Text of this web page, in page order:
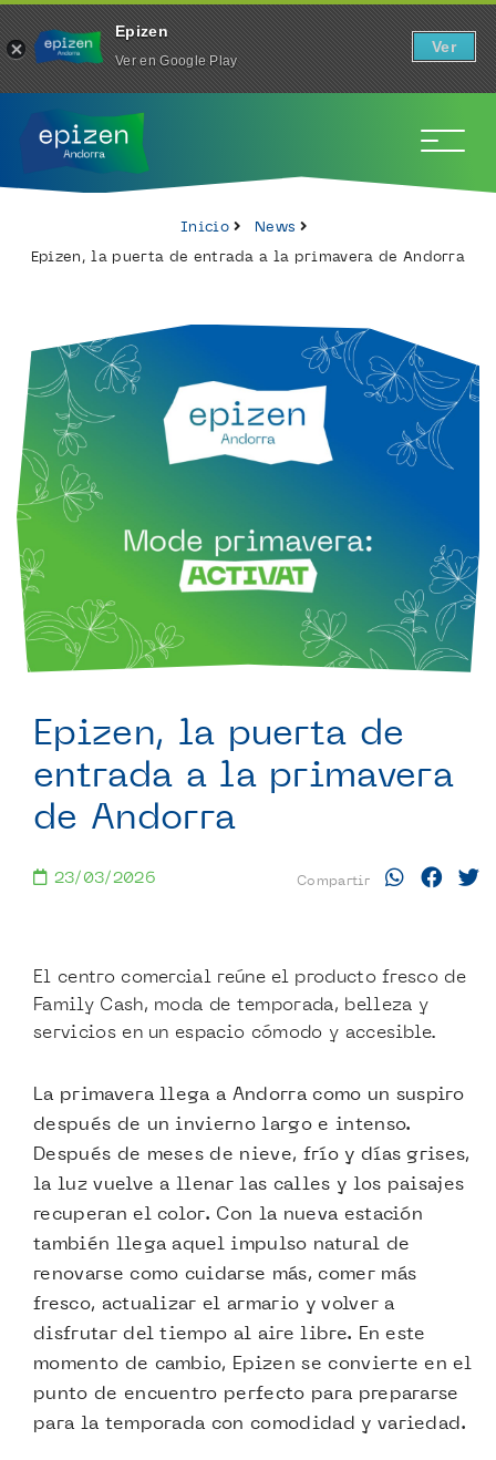
Inicio
News
Epizen, la puerta de entrada a la primavera de Andorra
Epizen, la puerta de
entrada a la primavera
de Andorra
23/03/2026 Compartir
El centro comercial reúne el producto fresco de
Family Cash, moda de temporada, belleza y
servicios en un espacio cómodo y accesible.
La primavera llega a Andorra como un suspiro
después de un invierno largo e intenso.
Después de meses de nieve, frío y días grises,
la luz vuelve a llenar las calles y los paisajes
recuperan el color. Con la nueva estación
también llega aquel impulso natural de
renovarse como cuidarse más, comer más
fresco, actualizar el armario y volver a
disfrutar del tiempo al aire libre. En este
momento de cambio, Epizen se convierte en el
punto de encuentro perfecto para prepararse
para la temporada con comodidad y variedad.
Epizen
Ver en Google Play
Ver